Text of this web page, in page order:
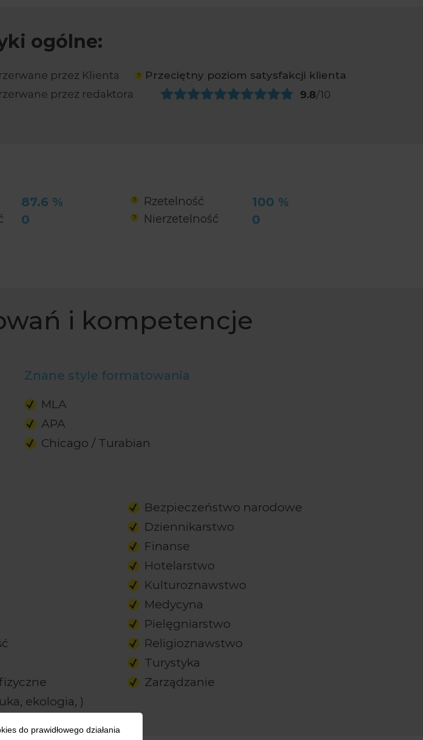
ogólne:
przez Klienta
przez redaktora
Przeciętny poziom satysfakcji klienta
9.8/10
87.6 %
0
100 %
Rzetelność
0
Nierzetelność
i kompetencje
Znane style formatowania
MLA
APA
Chicago / Turabian
Bezpieczeństwo narodowe
Dziennikarstwo
Finanse
Hotelarstwo
Kulturoznawstwo
Medycyna
Pielęgniarstwo
Religioznawstwo
Turystyka
Zarządzanie
ekologia, )
do prawidłowego działania